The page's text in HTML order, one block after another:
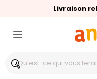
Livraison
🥇Palmarès
⭐⭐⭐⭐⭐